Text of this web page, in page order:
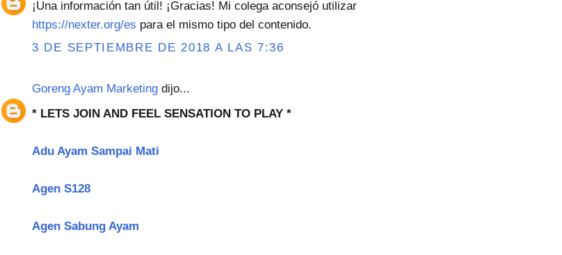
¡Una información tan útil! ¡Gracias! Mi colega aconsejó utilizar
https://nexter.org/es para el mismo tipo del contenido.
3 DE SEPTIEMBRE DE 2018 A LAS 7:36
Goreng Ayam Marketing dijo...
* LETS JOIN AND FEEL SENSATION TO PLAY *
Adu Ayam Sampai Mati
Agen S128
Agen Sabung Ayam